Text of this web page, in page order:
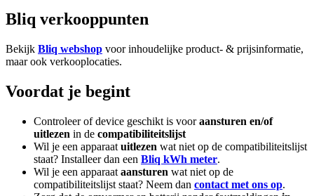
Bliq verkooppunten
Bekijk Bliq webshop voor inhoudelijke product- & prijsinformatie,
maar ook verkooplocaties.
Voordat je begint
Controleer of device geschikt is vooraansturen en/of
uitlezen in de compatibiliteitslijst
Wil je een apparaat uitlezen wat niet op de compatibiliteitslijst
staat? Installeer dan een Bliq kWh meter.
Wil je een apparaat aansturen wat niet op de
compatibiliteitslijst staat? Neem dan contact met ons op.